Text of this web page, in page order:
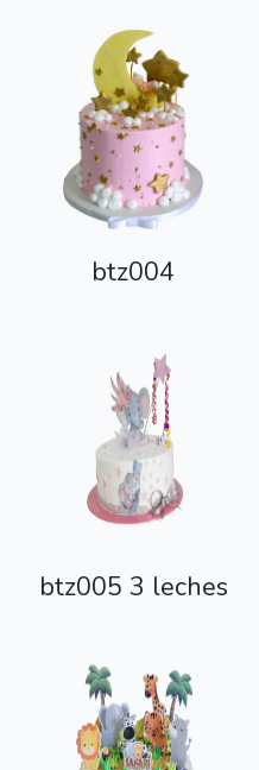
btz004
btz005 3 leches